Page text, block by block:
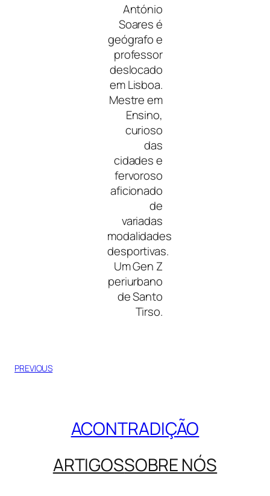
António
Soares é
geógrafo e
professor
deslocado
em Lisboa.
Mestre em
Ensino,
curioso
das
cidades e
fervoroso
aficionado
de
variadas
modalidades
desportivas.
Um Gen Z
periurbano
de Santo
Tirso.
PREVIOUS
ACONTRADIÇÃO
ARTIGOSSOBRE NÓS